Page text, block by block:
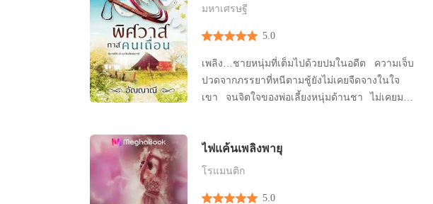
เสมือนมีมือวิเศษจ
มหาเศรษฐี
5.0
เพลิง…ชายหนุ่มที่เต็มไปด้วยปมในอดีต ความเจ็บ
ปวดจากภรรยาที่หนีตามชู้ยังไม่เคยจืดจางในใจ
เขา จนจิตใจของพ่อเลี้ยงหนุ่มด้านชา ไม่เคยมอง
เธอ ธันย์ณิชา ดอกไม้ดอกสวยที่ไม่ได้มีดีแค่ความ
สาว เธอยังมีเสน่ห์ปลายจวักอันยอดเยี่ยม
ไฟแค้นเพลิงพายุ
โรแมนติก
5.0